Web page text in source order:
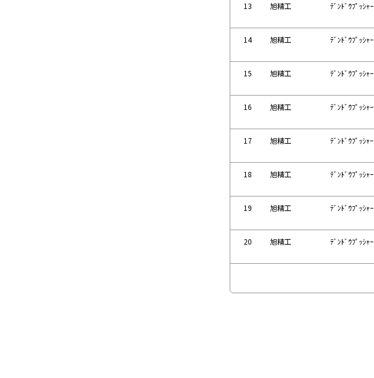
13 旭精工 ﾃﾞﾝﾄﾞｳﾌﾟｯｼｬｰ
14 旭精工 ﾃﾞﾝﾄﾞｳﾌﾟｯｼｬｰ
15 旭精工 ﾃﾞﾝﾄﾞｳﾌﾟｯｼｬｰ
16 旭精工 ﾃﾞﾝﾄﾞｳﾌﾟｯｼｬｰ
17 旭精工 ﾃﾞﾝﾄﾞｳﾌﾟｯｼｬｰ
18 旭精工 ﾃﾞﾝﾄﾞｳﾌﾟｯｼｬｰ
19 旭精工 ﾃﾞﾝﾄﾞｳﾌﾟｯｼｬｰ
20 旭精工 ﾃﾞﾝﾄﾞｳﾌﾟｯｼｬｰ